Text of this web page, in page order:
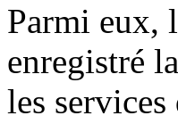
Parmi eux,
enregistré
les